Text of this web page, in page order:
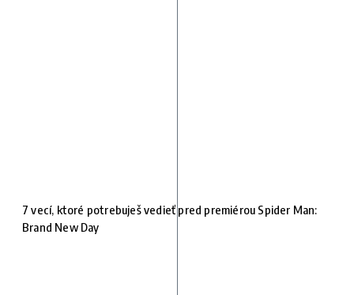
7 vecí, ktoré potrebuješ vedieť pred premiérou Spider Man:
Brand New Day